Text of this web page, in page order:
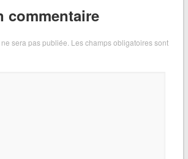
commentaire
sera pas publiée. Les champs obligatoires sont